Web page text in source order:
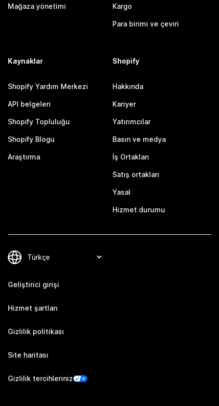
Mağaza yönetimi Kargo
Para birimi ve çeviri
Kaynaklar
Shopify Yardım Merkezi
API belgeleri
Shopify Topluluğu
Shopify Blogu
Araştırma
Shopify
Hakkında
Kariyer
Yatırımcılar
Basın ve medya
İş Ortakları
Satış ortakları
Yasal
Hizmet durumu
Geliştirici girişi
Hizmet şartları
Gizlilik politikası
Site haritası
Gizlilik tercihleriniz